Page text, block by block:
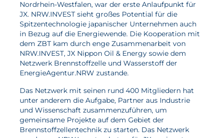
Nordrhein-Westfalen, war der erste Anlaufpunkt für
JX. NRW.INVEST sieht großes Potential für die
Spitzentechnologie japanischer Unternehmen auch
in Bezug auf die Energiewende. Die Kooperation mit
dem ZBT kam durch enge Zusammenarbeit von
NRW.INVEST, JX Nippon Oil & Energy sowie dem
Netzwerk Brennstoffzelle und Wasserstoff der
EnergieAgentur.NRW zustande.
Das Netzwerk mit seinen rund 400 Mitgliedern hat
unter anderem die Aufgabe, Partner aus Industrie
und Wissenschaft zusammenzuführen, um
gemeinsame Projekte auf dem Gebiet der
Brennstoffzellentechnik zu starten. Das Netzwerk